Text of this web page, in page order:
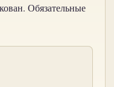
Обязательные